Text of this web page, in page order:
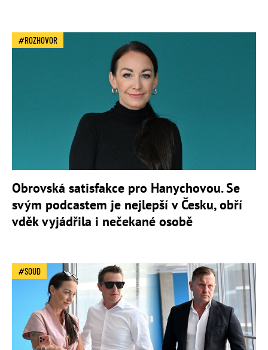
ROZHOVOR
Obrovská satisfakce pro Hanychovou. Se
svým podcastem je nejlepší v Česku, obří
vděk vyjádřila i nečekané osobě
SOUD